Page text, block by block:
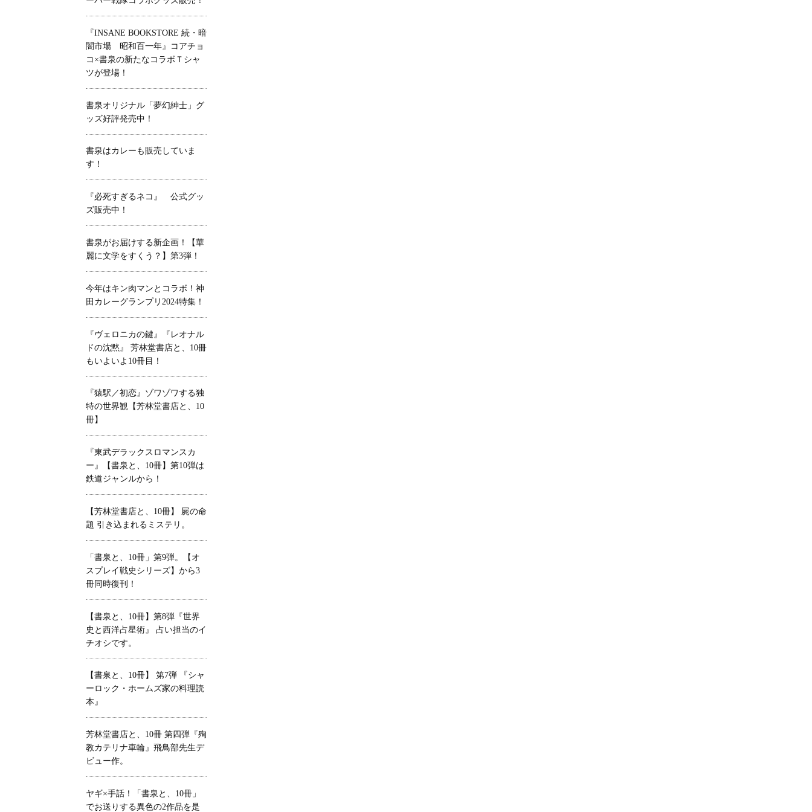
『INSANE BOOKSTORE 続・暗
闇市場 昭和百一年』コアチョ
コ×書泉の新たなコラボＴシャ
ツが登場！
書泉オリジナル「夢幻紳士」グ
ッズ好評発売中！
書泉はカレーも販売していま
す！
『必死すぎるネコ』 公式グッ
ズ販売中！
書泉がお届けする新企画！【華
麗に文学をすくう？】第3弾！
今年はキン肉マンとコラボ！神
田カレーグランプリ2024特集！
『ヴェロニカの鍵』『レオナル
ドの沈黙』 芳林堂書店と、10冊
もいよいよ10冊目！
『猿駅／初恋』ゾワゾワする独
特の世界観【芳林堂書店と、10
冊】
『東武デラックスロマンスカ
ー』【書泉と、10冊】第10弾は
鉄道ジャンルから！
【芳林堂書店と、10冊】 屍の命
題 引き込まれるミステリ。
「書泉と、10冊」第9弾。【オ
スプレイ戦史シリーズ】から3
冊同時復刊！
【書泉と、10冊】第8弾『世界
史と西洋占星術』 占い担当のイ
チオシです。
【書泉と、10冊】 第7弾 『シャ
ーロック・ホームズ家の料理読
本』
芳林堂書店と、10冊 第四弾『殉
教カテリナ車輪』飛鳥部先生デ
ビュー作。
ヤギ×手話！「書泉と、10冊」
でお送りする異色の2作品を是